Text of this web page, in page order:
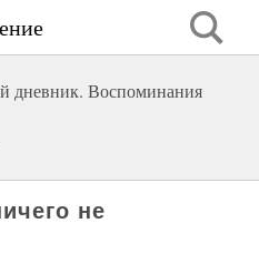
дневник. Воспоминания
не